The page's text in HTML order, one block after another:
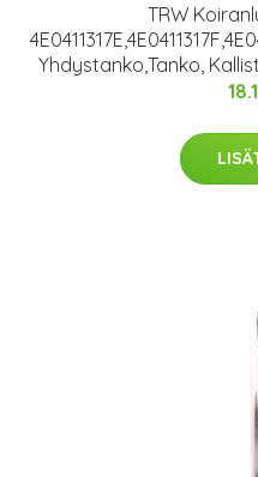
TRW
Yhdystanko,Tanko,